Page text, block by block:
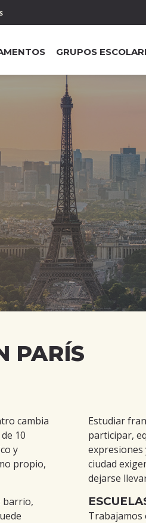
GRUPOS
PARÍS
cambia
10
y
propio,
barrio,
Estudiar
participar,
expresiones
ciudad
dejarse
Trabajamos